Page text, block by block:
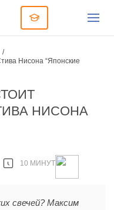
/
Нисона “Японские
НИСОНА
10 МИНУТ
свечей? Максим